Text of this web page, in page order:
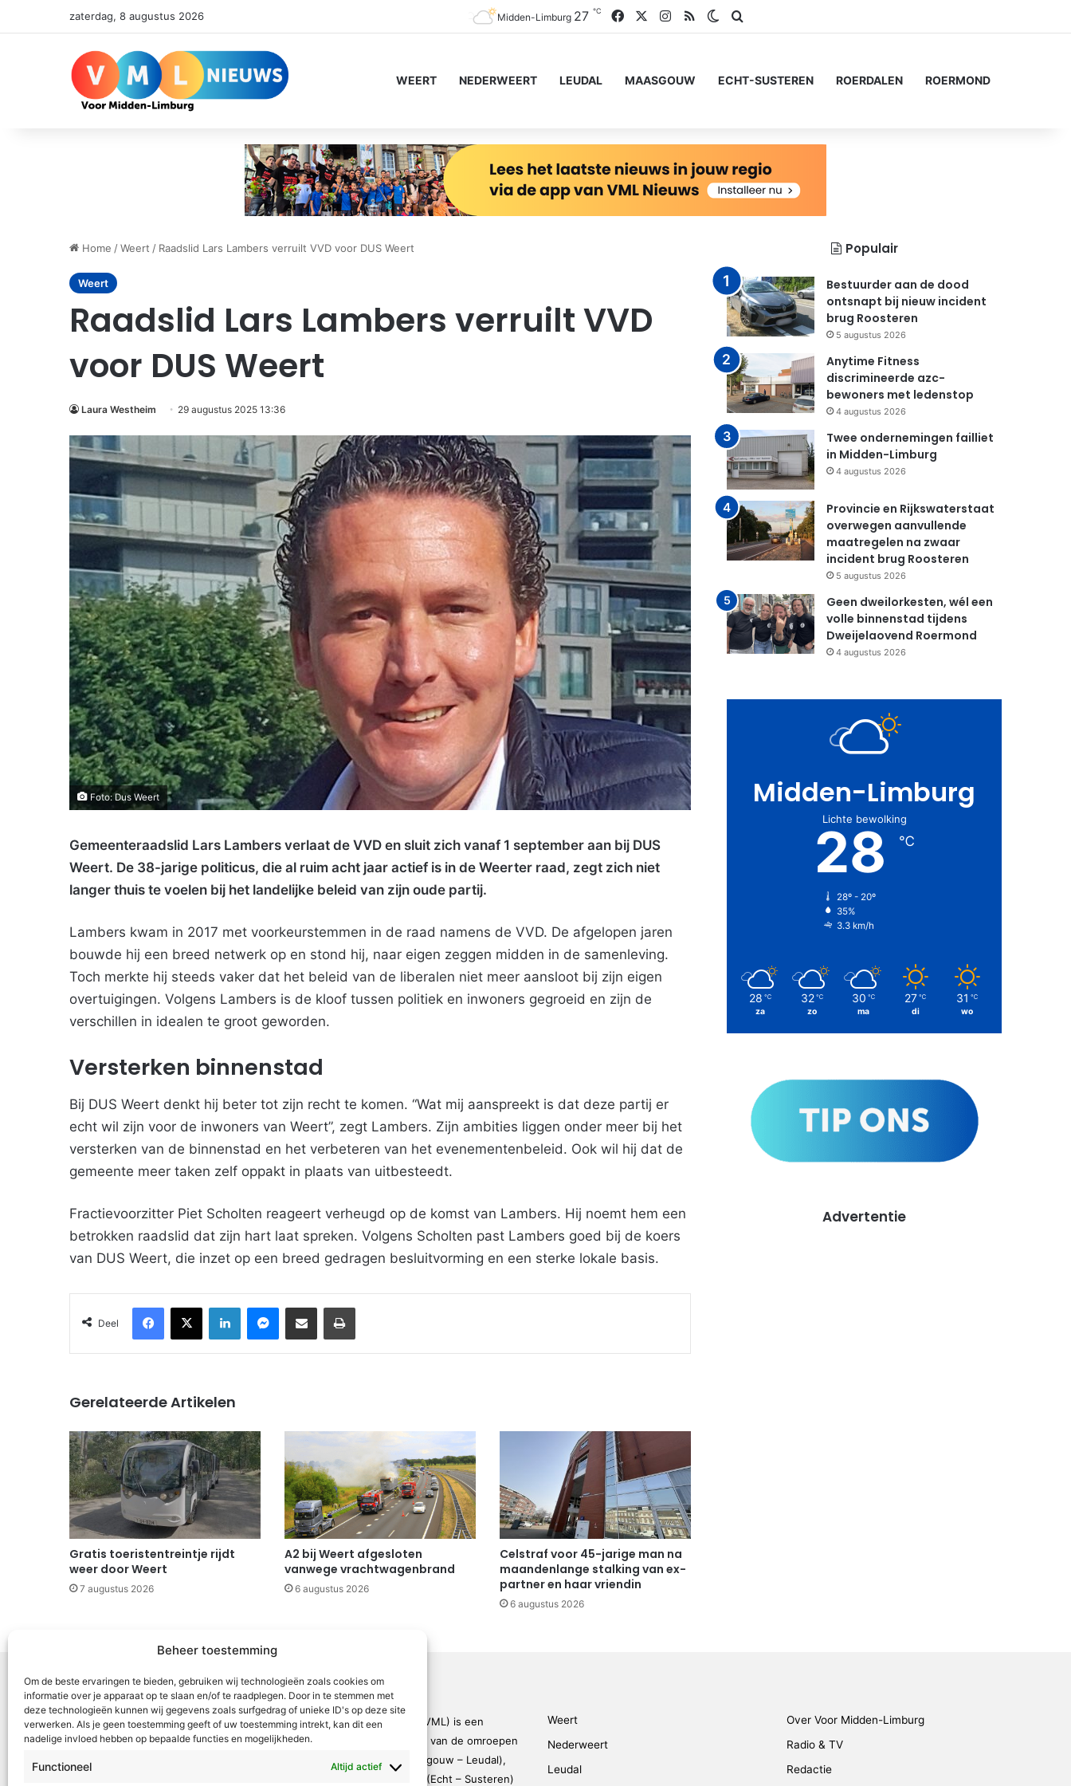
Beheer toestemming
Om de beste ervaringen te bieden, gebruiken wij technologieën zoals cookies om
informatie over je apparaat op te slaan en/of te raadplegen. Door in te stemmen met
deze technologieën kunnen wij gegevens zoals surfgedrag of unieke ID's op deze site
verwerken. Als je geen toestemming geeft of uw toestemming intrekt, kan dit een
nadelige invloed hebben op bepaalde functies en mogelijkheden.
Functioneel Altijd actief
zaterdag, 8 augustus 2026 Midden-Limburg 27 ℃ FacebookInstagram
RSS Switch skin
WEERT NEDERWEERT LEUDAL MAASGOUW ECHT-SUSTEREN ROERDALEN ROERMOND
Home /Weert / Raadslid Lars Lambers verruilt VVD voor DUS Weert
Weert
Raadslid Lars Lambers verruilt VVD
voor DUS Weert
Laura Westheim 29 augustus 2025 13:36
Foto: Dus Weert
Gemeenteraadslid Lars Lambers verlaat de VVD en sluit zich vanaf 1 september aan bij DUS
Weert. De 38-jarige politicus, die al ruim acht jaar actief is in de Weerter raad, zegt zich niet
langer thuis te voelen bij het landelijke beleid van zijn oude partij.
Lambers kwam in 2017 met voorkeurstemmen in de raad namens de VVD. De afgelopen jaren
bouwde hij een breed netwerk op en stond hij, naar eigen zeggen midden in de samenleving.
Toch merkte hij steeds vaker dat het beleid van de liberalen niet meer aansloot bij zijn eigen
overtuigingen. Volgens Lambers is de kloof tussen politiek en inwoners gegroeid en zijn de
verschillen in idealen te groot geworden.
Versterken binnenstad
Bij DUS Weert denkt hij beter tot zijn recht te komen. “Wat mij aanspreekt is dat deze partij er
echt wil zijn voor de inwoners van Weert”, zegt Lambers. Zijn ambities liggen onder meer bij het
versterken van de binnenstad en het verbeteren van het evenementenbeleid. Ook wil hij dat de
gemeente meer taken zelf oppakt in plaats van uitbesteedt.
Fractievoorzitter Piet Scholten reageert verheugd op de komst van Lambers. Hij noemt hem een
betrokken raadslid dat zijn hart laat spreken. Volgens Scholten past Lambers goed bij de koers
van DUS Weert, die inzet op een breed gedragen besluitvorming en een sterke lokale basis.
Deel
Facebook
X LinkedInMessenger
Deel via Email Print
Gerelateerde Artikelen
Gratis toeristentreintje rijdt
weer door Weert
7 augustus 2026
A2 bij Weert afgesloten
vanwege vrachtwagenbrand
6 augustus 2026
Celstraf voor 45-jarige man na
maandenlange stalking van ex-
partner en haar vriendin
6 augustus 2026
Populair
Bestuurder aan de dood
ontsnapt bij nieuw incident
brug Roosteren
5 augustus 2026
Anytime Fitness
discrimineerde azc-
bewoners met ledenstop
4 augustus 2026
Twee ondernemingen failliet
in Midden-Limburg
4 augustus 2026
Provincie en Rijkswaterstaat
overwegen aanvullende
maatregelen na zwaar
incident brug Roosteren
5 augustus 2026
Geen dweilorkesten, wél een
volle binnenstad tijdens
Dweijelaovend Roermond
4 augustus 2026
Midden-Limburg
Lichte bewolking
28 ℃
28º - 20º
35%
3.3 km/h
28 ℃
za
32 ℃
zo
30 ℃
ma
27 ℃
di
31 ℃
wo
Advertentie
Voor Midden-Limburg (VML) is een
samenwerkingsverband van de omroepen
ML5 (Roermond – Maasgouw – Leudal),
OR6 (Roerdalen), SOL2 (Echt – Susteren)
Weert
Nederweert
Leudal
Over Voor Midden-Limburg
Radio & TV
Redactie